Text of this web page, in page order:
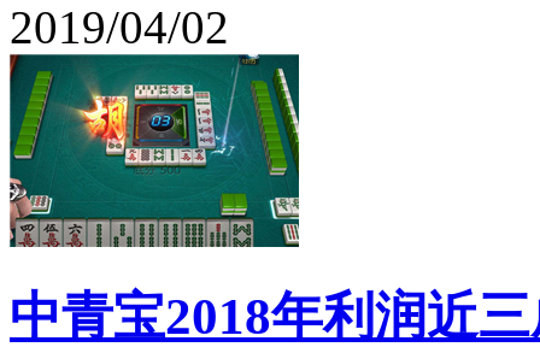
2019/04/02
中青宝2018年利润近